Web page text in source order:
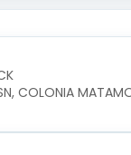
COLONIA